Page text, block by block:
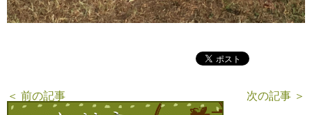
＜ 前の記事 次の記事 ＞